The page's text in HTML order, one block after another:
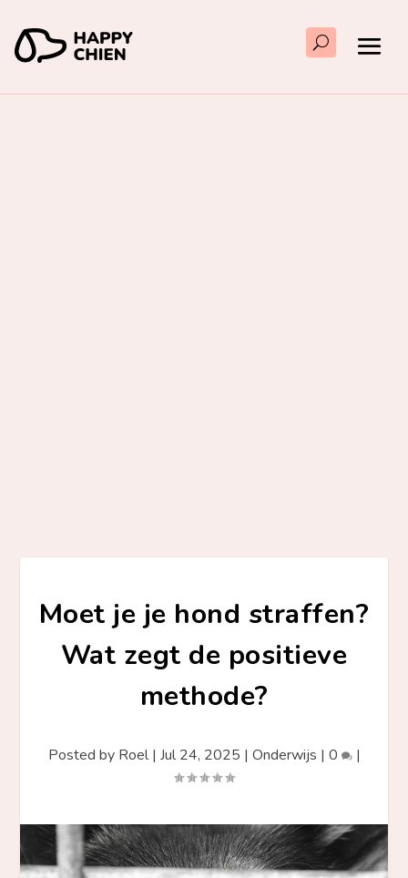
Moet je je hond straffen?
Wat zegt de positieve
methode?
Posted by Roel| Jul 24, 2025 | Onderwijs | 0 |